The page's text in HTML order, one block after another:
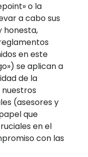
o la
a cabo sus
honesta,
en este
se aplican a
de la
nuestros
(asesores y
que
en el
con las